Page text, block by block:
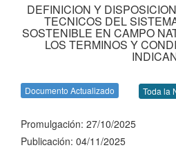
DEFINICION Y
TECNICOS DEL
SOSTENIBLE EN CAMPO
LOS TERMINOS Y
Documento Actualizado Toda la
Promulgación: 27/10/2025
Publicación: 04/11/2025